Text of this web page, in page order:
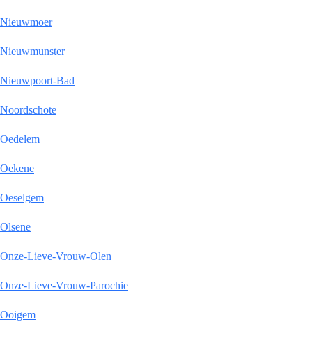
Nieuwmoer
Nieuwmunster
Nieuwpoort-Bad
Noordschote
Oedelem
Oekene
Oeselgem
Olsene
Onze-Lieve-Vrouw-Olen
Onze-Lieve-Vrouw-Parochie
Ooigem